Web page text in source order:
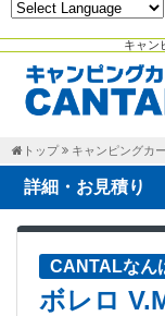
キャン
トップ キャンピングカ
詳細・お見積り
CANTALなん
ボレロ